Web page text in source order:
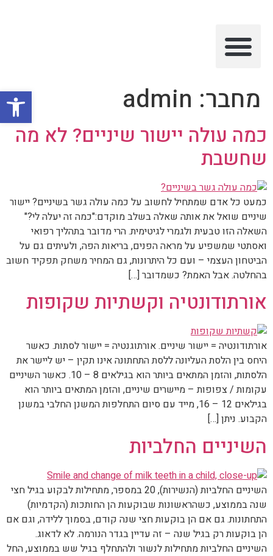
פתח מחבר: admin
כמה עולה יישור שיניים? לא מה
שחשבת
כמעט כל אדם שמתחיל לחשוב על כמה עולה גשר בשיניים? יישור
שיניים שואל את אותה שאלה בשלב מוקדם:"כמה זה יעלה לי?"
השאלה הזו טבעית ולגמרי לגיטימית. הרי מדובר בתהליך רפואי
ואסתטי שמשפיע על מראה הפנים, בריאות הפה, ולעיתים גם על
הביטחון העצמי – ועם כל היתרונות, גם המחיר משחק תפקיד חשוב
בהחלטה. אבל האמת? כשמדובר […]
אורתודונטיה וקשתיות שקופות
אורתודונטיה = יישור שיניים. אורתוגנטיה = יישור לסתות. כאשר
היחס בין הלסת העליונה ללסת התחתונה אינו תקין – יש ליישר את
הלסתות, והזמן המתאים ביותר הוא בגילאים 8 – 10. כאשר השיניים
עקומות / צפופות – מיישרים שיניים, והזמן המתאים ביותר הוא
בגילאים 12 – 16, מייד עם סיום התחלפות המשנן החלבי במשנן
הקבוע. ניתן […]
השיניים החלביות
השיניים החלביות (הנשירות), 20 במספר, מתחילות לבקוע בגיל חצי
שנה בממוצע, כשהראשונות שבוקעות הן החותכות (הקדמיות)
התחתונות. גם אם הן בוקעות חצי שנה קודם, בסמוך ללידה, וגם אם
הן בוקעות רק בגיל שנה – זה עדיין בגדר הנורמה. לא לדאוג.
השיניים החלביות מתחילות לנשור ולהתחלף בגיל שש בממוצע, החל